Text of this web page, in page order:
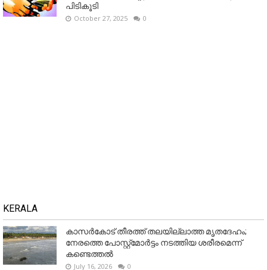
പിടികൂടി
October 27, 2025 0
KERALA
കാസർകോട് തീരത്ത് തലയില്ലാത്ത മൃതദേഹം;
നേരത്തെ പോസ്റ്റ്‌മോർട്ടം നടത്തിയ ശരീരമെന്ന്
കണ്ടെത്തൽ
July 16, 2026 0